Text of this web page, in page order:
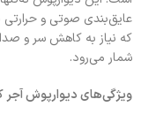
عایق‌بندی صوتی و حرارتی
که نیاز به کاهش سر و
شمار می‌رود.
ویژگی‌های دیوارپوش آجر